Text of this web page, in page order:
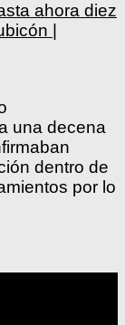
ahora diez
|
una decena
dentro de
por lo